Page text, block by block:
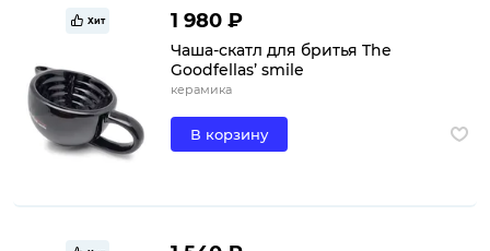
Хит 1 980 ₽
Чаша-скатл для бритья The
Goodfellas’ smile
керамика
В корзину